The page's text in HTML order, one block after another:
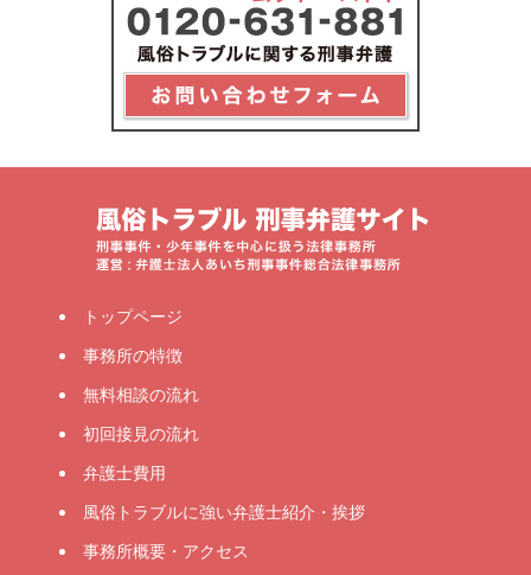
トップページ
事務所の特徴
無料相談の流れ
初回接見の流れ
弁護士費用
風俗トラブルに強い弁護士紹介・挨拶
事務所概要・アクセス